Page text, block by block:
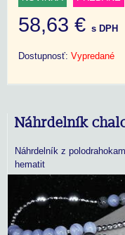
58,63 € s DPH
Dostupnosť: Vypredané
Náhrdelník
Náhrdelník z
hematit